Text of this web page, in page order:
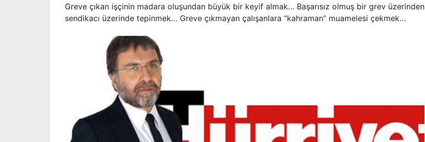
Greve çıkan işçinin madara oluşundan büyük bir keyif almak… Başarısız olmuş bir grev üzerinden
sendikacı üzerinde tepinmek… Greve çıkmayan çalışanlara “kahraman” muamelesi çekmek…